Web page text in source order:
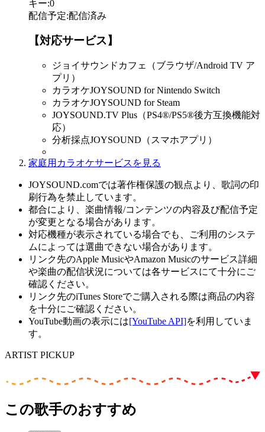
キー:0
配信予定:配信済み
【対応サービス】
ジョイサウンドカフェ（ブラウザ/Android TV ア
プリ）
カラオケJOYSOUND for Nintendo Switch
カラオケJOYSOUND for Steam
JOYSOUND.TV Plus（PS4®/PS5®後方互換機能対
応）
分析採点JOYSOUND（スマホアプリ）
家庭用カラオケサービスを見る
JOYSOUND.comでは著作権保護の観点より、歌詞の印
刷行為を禁止しています。
都合により、楽曲情報/コンテンツの内容及び配信予定
が変更となる場合があります。
対応機種が表示されている場合でも、ご利用のシステ
ムによっては選曲できない場合があります。
リンク先のApple MusicやAmazon Musicのサービス詳細
や楽曲の配信状況については各サービスにて十分にご
確認ください。
リンク先のiTunes Storeでご購入される際は商品の内容
を十分にご確認ください。
YouTube動画の表示には[YouTube API]を利用していま
す。
ARTIST PICKUP
この歌手のおすすめ